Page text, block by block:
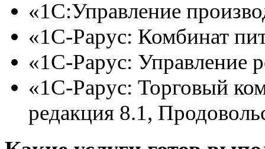
«1С:Управление
«1С-Рарус: Комбинат
«1С-Рарус: Управление
«1С-Рарус: Торговый
редакция 8.1,